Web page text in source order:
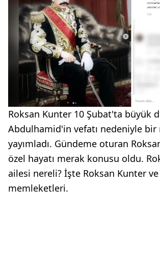
Roksan Kunter 10 Şubat'ta büyük
Abdulhamid'in vefatı nedeniyle bir
yayımladı. Gündeme oturan
özel hayatı merak konusu oldu.
ailesi nereli? İşte Roksan Kunter
memleketleri.